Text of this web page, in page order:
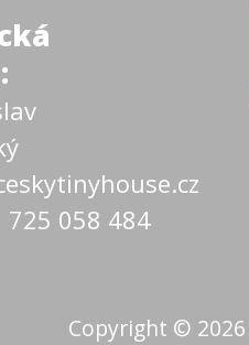
725 058 484
Copyright © 2026